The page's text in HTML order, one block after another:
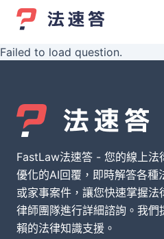
Failed to load question.
FastLaw法速答 - 您的線上法
優化的AI回覆，即時解答各種
或家事案件，讓您快速掌握
律師團隊進行詳細諮詢。我
賴的法律知識支援。